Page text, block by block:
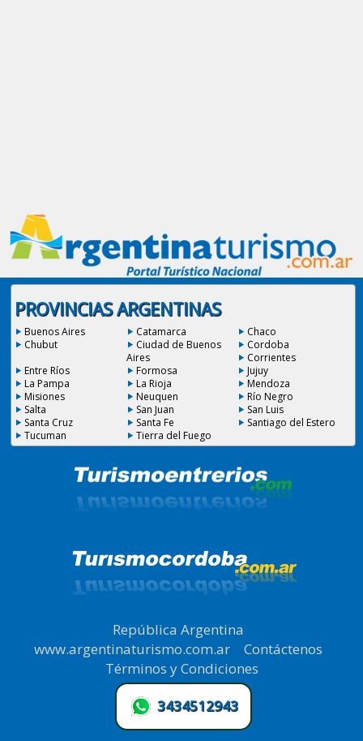
PROVINCIAS ARGENTINAS
Buenos Aires Catamarca
Chaco
Chubut
Ciudad de Buenos
Aires
Cordoba
Corrientes
Entre Ríos
Formosa
Jujuy
La Pampa
La Rioja
Mendoza
Misiones
Neuquen
Río Negro
Salta
San Juan
San Luis
Santa Cruz
Santa Fe
Santiago del Estero
Tucuman
Tierra del Fuego
República Argentina
www.argentinaturismo.com.ar| Contáctenos
Términos y Condiciones
3434512943